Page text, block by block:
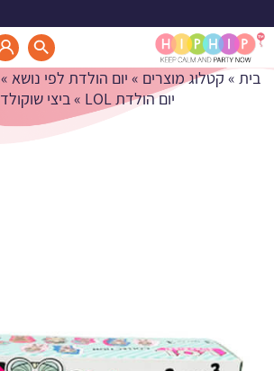
ביצי שוקולד LOL
בית » קטלוג מוצרים » יום הולדת לפי נושא »
יום הולדת LOL
»ביצי שוקולד LOL